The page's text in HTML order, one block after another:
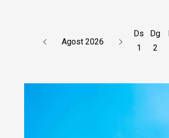
Agost 2026
Ds
1
Dg
2